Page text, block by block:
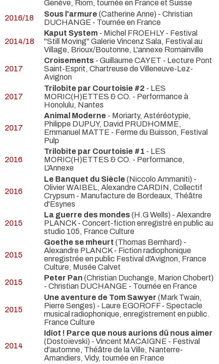
Genève, Riom, tournée en France et Suisse
2016/18
Sous l'armure (Catherine Anne) - Christian
DUCHANGE - Tournée en France
2014/18
Kaput System - Michel FROEHLY- Festival
"Still Moving" Galerie Vincenz Sala, Festival au
Village, Brioux/Boutonne, L'annexe Romainville
2017
Croisements - Guillaume CAYET - Lecture Pont
Saint-Esprit, Chartreuse de Villeneuve-Lez-
Avignon
2017
Trilobite par Courtoisie #2 - LES
MORIC(H)ETTES & CO. - Performance à
Honolulu, Nantes
2017
Animal Moderne - Moriarty, Astéréotypie,
Philippe DUPUY, David PRUDHOMME,
Emmanuel MATTE - Ferme du Buisson, Festival
Pulp
2016
Trilobite par Courtoisie #1 - LES
MORIC(H)ETTES & CO. - Performance,
L'Annexe
2016
Le Banquet du Siècle (Niccolo Ammaniti) -
Olivier WAIBEL, Alexandre CARDIN, Collectif
Crypsum - Manufacture de Bordeaux, Théâtre
d'Esynes
2015
La guerre des mondes(H.G Wells) - Alexandre
PLANCK- Concert-fiction enregistré en public au
studio 105, France Culture
2015
Goethe se mheurt (Thomas Bernhard) -
Alexandre PLANCK- Fiction radiophonique
enregistrée en public Festival d'Avignon, France
Culture, Musée Calvet
2015
Peter Pan (Christian Duchange, Marion Chobert)
- Christian DUCHANGE - Tournée en France
2015
Une aventure de Tom Sawyer (Mark Twain,
Pierre Senges) - Laure EGOROFF- Spectacle
musical radiophonique, enregistrement en public.
France Culture
2014
Idiot ! Parce que nous aurions dû nous aimer
(Dostoïevski) - Vincent MACAIGNE - Festival
d'automne, Théâtre de la Ville, Nanterre-
Amandiers, Vidy, tournée en France